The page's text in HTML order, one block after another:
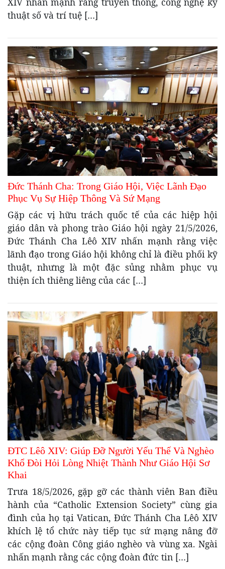
thuật số và trí tuệ […]
Đức Thánh Cha: Trong Giáo Hội, Việc Lãnh Đạo
Phục Vụ Sự Hiệp Thông Và Sứ Mạng
Gặp các vị hữu trách quốc tế của các hiệp hội
giáo dân và phong trào Giáo hội ngày 21/5/2026,
Đức Thánh Cha Lêô XIV nhấn mạnh rằng việc
lãnh đạo trong Giáo hội không chỉ là điều phối kỹ
thuật, nhưng là một đặc sủng nhằm phục vụ
thiện ích thiêng liêng của các […]
ĐTC Lêô XIV: Giúp Đỡ Người Yếu Thế Và Nghèo
Khổ Đòi Hỏi Lòng Nhiệt Thành Như Giáo Hội Sơ
Khai
Trưa 18/5/2026, gặp gỡ các thành viên Ban điều
hành của “Catholic Extension Society” cùng gia
đình của họ tại Vatican, Đức Thánh Cha Lêô XIV
khích lệ tổ chức này tiếp tục sứ mạng nâng đỡ
các cộng đoàn Công giáo nghèo và vùng xa. Ngài
nhấn mạnh rằng các cộng đoàn đức tin […]